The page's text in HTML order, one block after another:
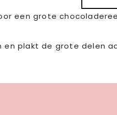
een grote
en plakt de grote delen